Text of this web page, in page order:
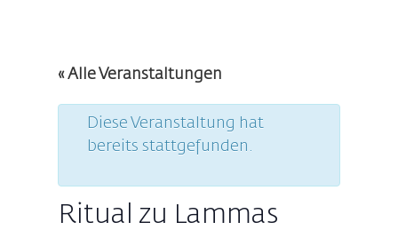
« Alle Veranstaltungen
Diese Veranstaltung hat
bereits stattgefunden.
Ritual zu Lammas